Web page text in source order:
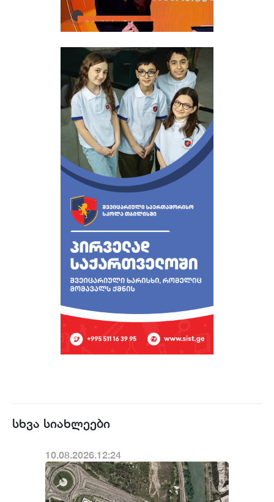
სხვა სიახლეები
10.08.2026.12:24